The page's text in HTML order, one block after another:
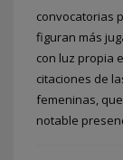
convocatorias
figuran más
con luz propia
citaciones de
femeninas,
notable